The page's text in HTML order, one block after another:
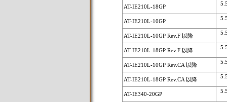
AT-IE210L-18GP
AT-IE210L-10GP
AT-IE210L-10GP Rev.F 以降
AT-IE210L-18GP Rev.F 以降
AT-IE210L-10GP Rev.CA 以降
AT-IE210L-18GP Rev.CA 以降
AT-IE340-20GP